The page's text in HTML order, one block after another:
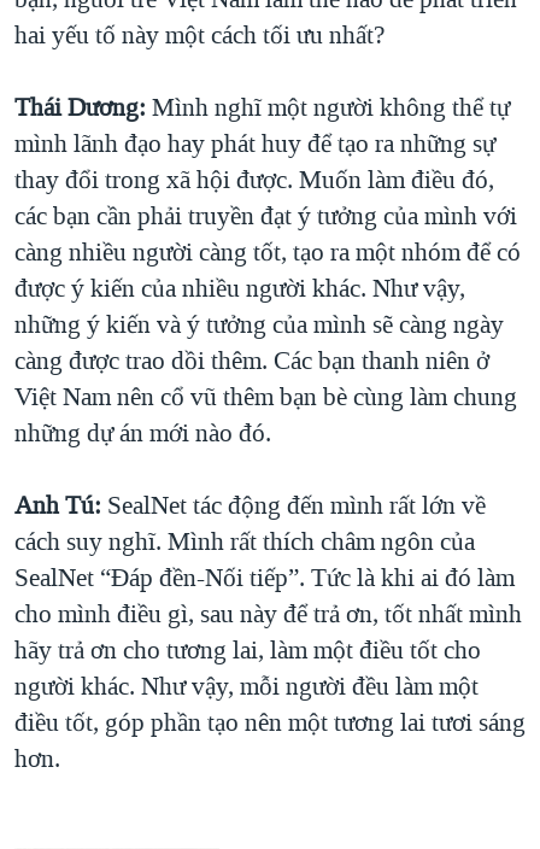
hai yếu tố này một cách tối ưu nhất?
Thái Dương: Mình nghĩ một người không thể tự
mình lãnh đạo hay phát huy để tạo ra những sự
thay đổi trong xã hội được. Muốn làm điều đó,
các bạn cần phải truyền đạt ý tưởng của mình với
càng nhiều người càng tốt, tạo ra một nhóm để có
được ý kiến của nhiều người khác. Như vậy,
những ý kiến và ý tưởng của mình sẽ càng ngày
càng được trao dồi thêm. Các bạn thanh niên ở
Việt Nam nên cổ vũ thêm bạn bè cùng làm chung
những dự án mới nào đó.
Anh Tú: SealNet tác động đến mình rất lớn về
cách suy nghĩ. Mình rất thích châm ngôn của
SealNet “Đáp đền-Nối tiếp”. Tức là khi ai đó làm
cho mình điều gì, sau này để trả ơn, tốt nhất mình
hãy trả ơn cho tương lai, làm một điều tốt cho
người khác. Như vậy, mỗi người đều làm một
điều tốt, góp phần tạo nên một tương lai tươi sáng
hơn.